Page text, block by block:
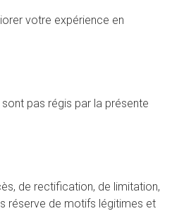
votre expérience en
pas régis par la présente
de rectification, de limitation,
réserve de motifs légitimes et